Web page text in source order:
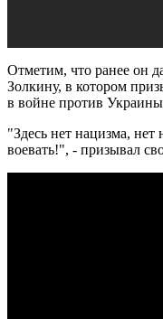
Отметим, что ранее он
Золкину, в котором
в войне против
"Здесь нет нацизма,
воевать!", - призывал